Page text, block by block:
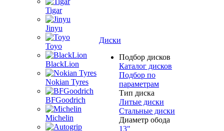
Tigar
Jinyu
Toyo
BlackLion
Nokian Tyres
BFGoodrich
Michelin
Диски
Подбор дисков
Каталог дисков
Подбор по
параметрам
Тип диска
Литые диски
Стальные диски
Диаметр обода
13"